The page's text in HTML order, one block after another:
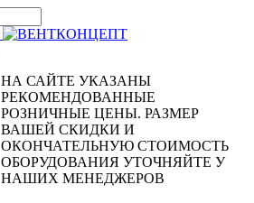
НА САЙТЕ УКАЗАНЫ
РЕКОМЕНДОВАННЫЕ
РОЗНИЧНЫЕ ЦЕНЫ. РАЗМЕР
ВАШЕЙ СКИДКИ И
ОКОНЧАТЕЛЬНУЮ СТОИМОСТЬ
ОБОРУДОВАНИЯ УТОЧНЯЙТЕ У
НАШИХ МЕНЕДЖЕРОВ